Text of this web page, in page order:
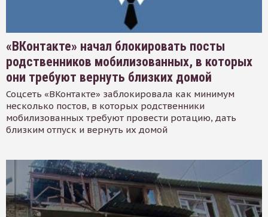
«ВКонтакте» начал блокировать посты
родственников мобилизованных, в которых
они требуют вернуть близких домой
Соцсеть «ВКонтакте» заблокировала как минимум
несколько постов, в которых родственники
мобилизованных требуют провести ротацию, дать
близким отпуск и вернуть их домой